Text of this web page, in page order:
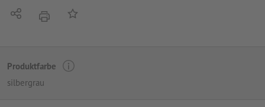
Teilen DruckenAuf die Merkliste
Produktfarbe
silbergrau